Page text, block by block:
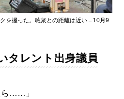
を握った。聴衆との距離は近い＝10月9
タレント出身議員
……」